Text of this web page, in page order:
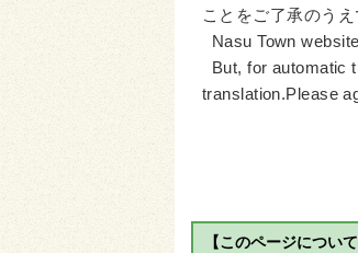
ことをご了承のう
Nasu Town
But, for automatic
translation.Please
【このページについ